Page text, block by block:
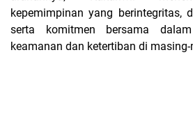
kepemimpinan yang berintegritas,
serta komitmen bersama
keamanan dan ketertiban di